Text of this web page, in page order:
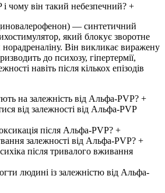
чому він такий небезпечний? +
— синтетичний
який блокує зворотне
Він викликає виражену
до психозу, гіпертермії,
навіть після кількох епізодів
на залежність від Альфа-PVP? +
від залежності від Альфа-PVP
після Альфа-PVP? +
залежності від Альфа-PVP? +
після тривалого вживання
людині із залежністю від Альфа-